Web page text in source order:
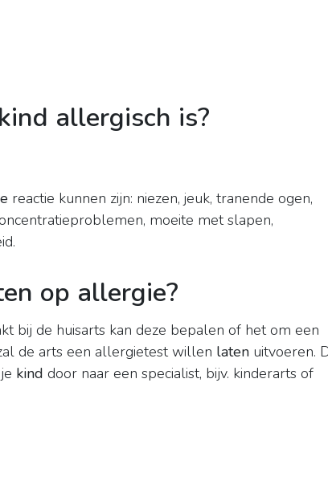
allergisch is?
reactie kunnen zijn: niezen, jeuk, tranende ogen,
moeite met slapen,
op allergie?
bij de huisarts kan deze bepalen of het om een
de arts een allergietest willen laten uitvoeren.
kind door naar een specialist, bijv. kinderarts of